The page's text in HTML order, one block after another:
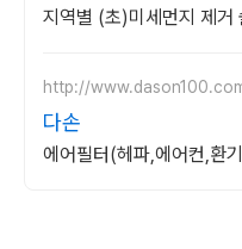
지역별 (초)미세먼지 제거
http://
다손
에어필터(헤파,에어컨,환